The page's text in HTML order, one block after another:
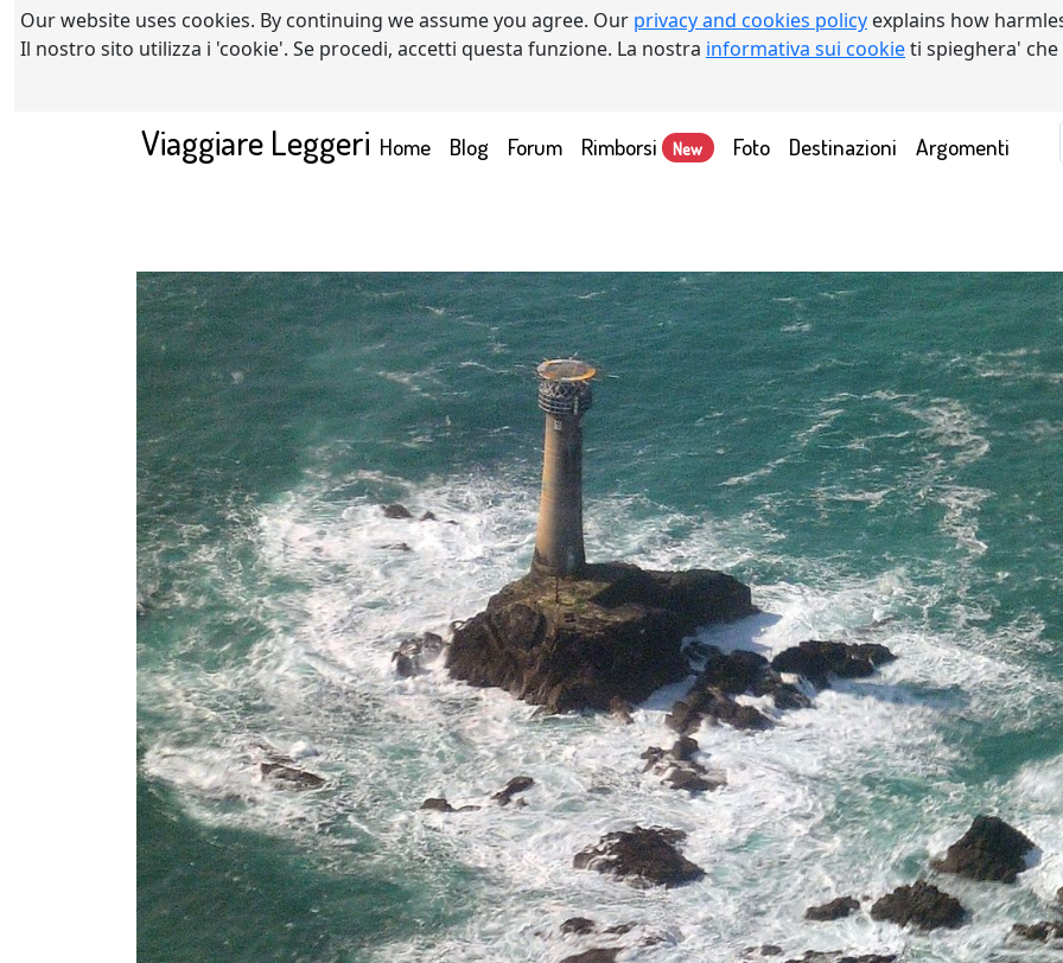
Our website uses cookies. By continuing we assume you agree. Our privacy and cookies policy explains how
Il nostro sito utilizza i 'cookie'. Se procedi, accetti questa funzione. La nostra informativa sui cookieti spieghera'
Viaggiare Leggeri Home(current)
Blog Forum Rimborsi New Foto Destinazioni Argomenti